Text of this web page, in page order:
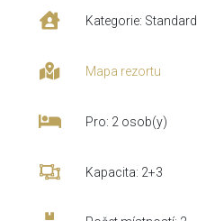
Kategorie: Standard
Mapa rezortu
Pro: 2 osob(y)
Kapacita: 2+3